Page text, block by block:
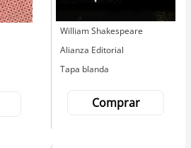
Autor
William Shakespeare
Editorial
Alianza Editorial
Tapa blanda
Comprar